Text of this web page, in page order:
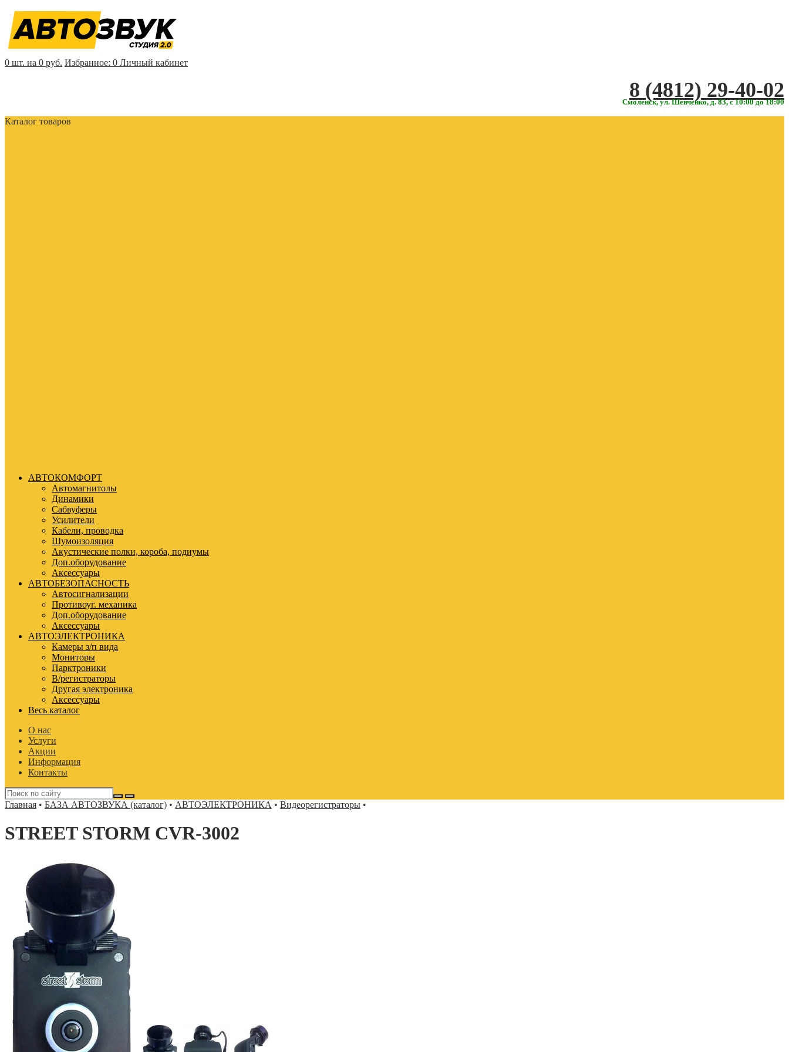
0 шт. на 0 руб. Избранное: 0 Личный кабинет
‎‎8 (4812) 29-40-02
Смоленск, ул. Шевченко, д. 83, с 10:00 до 18:00
Каталог товаров
АВТОКОМФОРТ
Автомагнитолы
Динамики
Сабвуферы
Усилители
Кабели, проводка
Шумоизоляция
Акустические полки, короба, подиумы
Доп.оборудование
Аксессуары
АВТОБЕЗОПАСНОСТЬ
Автосигнализации
Противоуг. механика
Доп.оборудование
Аксессуары
АВТОЭЛЕКТРОНИКА
Камеры з/п вида
Мониторы
Парктроники
В/регистраторы
Другая электроника
Аксессуары
Весь каталог
О нас
Услуги
Акции
Информация
Контакты
Главная • БАЗА АВТОЗВУКА (каталог) • АВТОЭЛЕКТРОНИКА • Видеорегистраторы •
STREET STORM CVR-3002